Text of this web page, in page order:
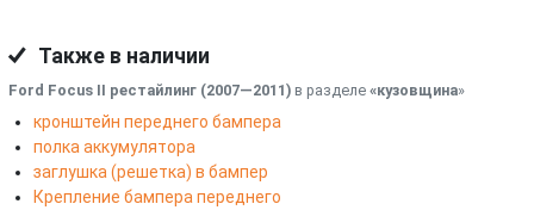
Также в наличии
Ford Focus II рестайлинг (2007—2011) в разделе «кузовщина»
кронштейн переднего бампера
полка аккумулятора
заглушка (решетка) в бампер
Крепление бампера переднего